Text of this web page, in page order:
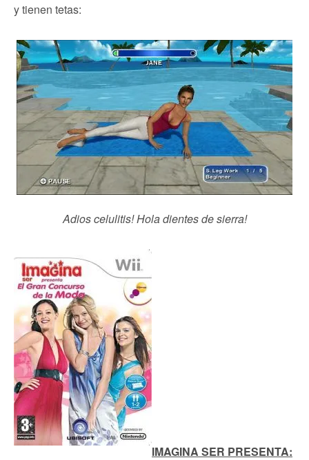
y tienen tetas:
Adios celulitis! Hola dientes de sierra!
IMAGINA SER PRESENTA: